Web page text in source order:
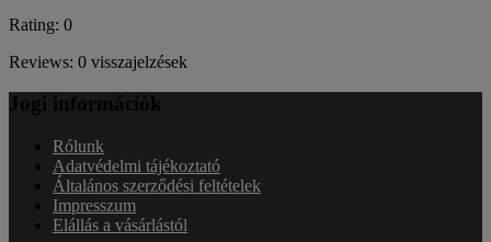
Rating: 0
Reviews: 0 visszajelzések
Jogi információk
Rólunk
Adatvédelmi tájékoztató
Általános szerződési feltételek
Impresszum
Elállás a vásárlástól